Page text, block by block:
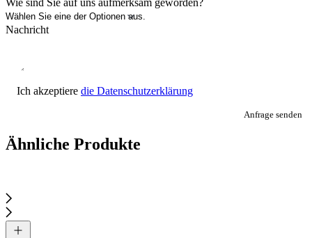
Nachricht
Ich akzeptiere die Datenschutzerklärung
Anfrage senden
Ähnliche Produkte